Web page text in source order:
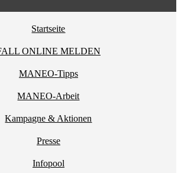
Startseite
ONLINE MELDEN
MANEO-Tipps
MANEO-Arbeit
Kampagne & Aktionen
Presse
Infopool